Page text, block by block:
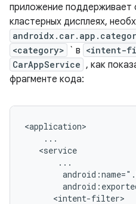
приложение поддерживает
кластерных дисплеях,
<category> ` в <intent-
CarAppService , как
фрагменте кода: